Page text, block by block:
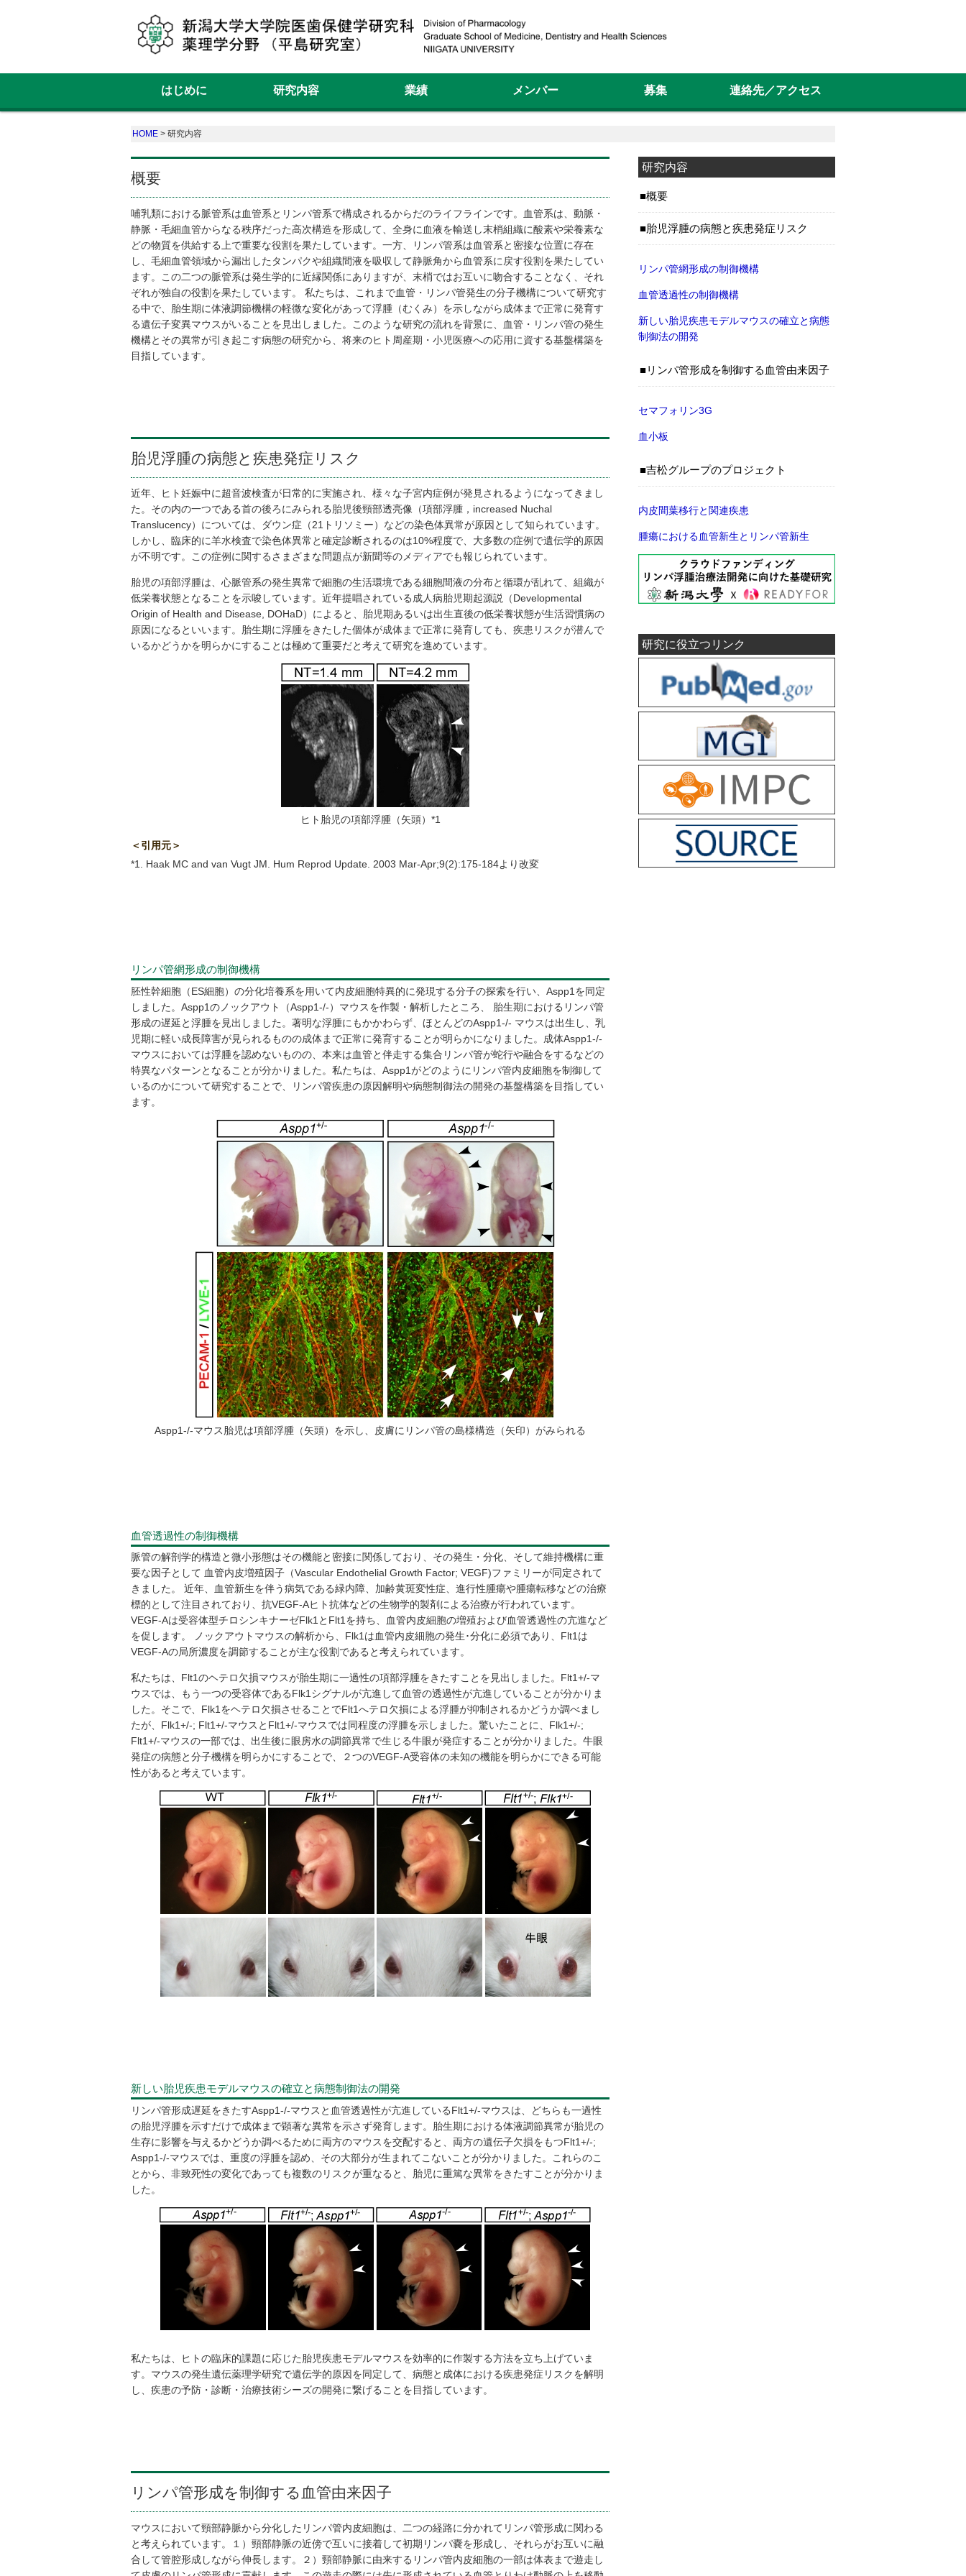
はじめに 研究内容 業績 メンバー 募集 連絡先／アクセス
HOME > 研究内容
概要
哺乳類における脈管系は血管系とリンパ管系で構成されるからだのライフラインです。血管系は、動脈・
静脈・毛細血管からなる秩序だった高次構造を形成して、全身に血液を輸送し末梢組織に酸素や栄養素な
どの物質を供給する上で重要な役割を果たしています。一方、リンパ管系は血管系と密接な位置に存在
し、毛細血管領域から漏出したタンパクや組織間液を吸収して静脈角から血管系に戻す役割を果たしてい
ます。この二つの脈管系は発生学的に近縁関係にありますが、末梢ではお互いに吻合することなく、それ
ぞれが独自の役割を果たしています。 私たちは、これまで血管・リンパ管発生の分子機構について研究す
る中で、胎生期に体液調節機構の軽微な変化があって浮腫（むくみ）を示しながら成体まで正常に発育す
る遺伝子変異マウスがいることを見出しました。このような研究の流れを背景に、血管・リンパ管の発生
機構とその異常が引き起こす病態の研究から、将来のヒト周産期・小児医療への応用に資する基盤構築を
目指しています。
胎児浮腫の病態と疾患発症リスク
近年、ヒト妊娠中に超音波検査が日常的に実施され、様々な子宮内症例が発見されるようになってきまし
た。その内の一つである首の後ろにみられる胎児後頸部透亮像（項部浮腫，increased Nuchal
Translucency）については、ダウン症（21トリソミー）などの染色体異常が原因として知られています。
しかし、臨床的に羊水検査で染色体異常と確定診断されるのは10%程度で、大多数の症例で遺伝学的原因
が不明です。この症例に関するさまざまな問題点が新聞等のメディアでも報じられています。
胎児の項部浮腫は、心脈管系の発生異常で細胞の生活環境である細胞間液の分布と循環が乱れて、組織が
低栄養状態となることを示唆しています。近年提唱されている成人病胎児期起源説（Developmental
Origin of Health and Disease, DOHaD）によると、胎児期あるいは出生直後の低栄養状態が生活習慣病の
原因になるといいます。胎生期に浮腫をきたした個体が成体まで正常に発育しても、疾患リスクが潜んで
いるかどうかを明らかにすることは極めて重要だと考えて研究を進めています。
ヒト胎児の項部浮腫（矢頭）*1
＜引用元＞
*1. Haak MC and van Vugt JM. Hum Reprod Update. 2003 Mar-Apr;9(2):175-184より改変
リンパ管網形成の制御機構
胚性幹細胞（ES細胞）の分化培養系を用いて内皮細胞特異的に発現する分子の探索を行い、Aspp1を同定
しました。Aspp1のノックアウト（Aspp1-/-）マウスを作製・解析したところ、 胎生期におけるリンパ管
形成の遅延と浮腫を見出しました。著明な浮腫にもかかわらず、ほとんどのAspp1-/- マウスは出生し、乳
児期に軽い成長障害が見られるものの成体まで正常に発育することが明らかになりました。成体Aspp1-/-
マウスにおいては浮腫を認めないものの、本来は血管と伴走する集合リンパ管が蛇行や融合をするなどの
特異なパターンとなることが分かりました。私たちは、Aspp1がどのようにリンパ管内皮細胞を制御して
いるのかについて研究することで、リンパ管疾患の原因解明や病態制御法の開発の基盤構築を目指してい
ます。
Aspp1-/-マウス胎児は項部浮腫（矢頭）を示し、皮膚にリンパ管の島様構造（矢印）がみられる
血管透過性の制御機構
脈管の解剖学的構造と微小形態はその機能と密接に関係しており、その発生・分化、そして維持機構に重
要な因子として 血管内皮増殖因子（Vascular Endothelial Growth Factor; VEGF)ファミリーが同定されて
きました。 近年、血管新生を伴う病気である緑内障、加齢黄斑変性症、進行性腫瘍や腫瘍転移などの治療
標的として注目されており、抗VEGF-Aヒト抗体などの生物学的製剤による治療が行われています。
VEGF-Aは受容体型チロシンキナーゼFlk1とFlt1を持ち、血管内皮細胞の増殖および血管透過性の亢進など
を促します。 ノックアウトマウスの解析から、Flk1は血管内皮細胞の発生･分化に必須であり、Flt1は
VEGF-Aの局所濃度を調節することが主な役割であると考えられています。
私たちは、Flt1のヘテロ欠損マウスが胎生期に一過性の項部浮腫をきたすことを見出しました。Flt1+/-マ
ウスでは、もう一つの受容体であるFlk1シグナルが亢進して血管の透過性が亢進していることが分かりま
した。そこで、Flk1をヘテロ欠損させることでFlt1へテロ欠損による浮腫が抑制されるかどうか調べまし
たが、Flk1+/-; Flt1+/-マウスとFlt1+/-マウスでは同程度の浮腫を示しました。驚いたことに、Flk1+/-;
Flt1+/-マウスの一部では、出生後に眼房水の調節異常で生じる牛眼が発症することが分かりました。牛眼
発症の病態と分子機構を明らかにすることで、２つのVEGF-A受容体の未知の機能を明らかにできる可能
性があると考えています。
新しい胎児疾患モデルマウスの確立と病態制御法の開発
リンパ管形成遅延をきたすAspp1-/-マウスと血管透過性が亢進しているFlt1+/-マウスは、どちらも一過性
の胎児浮腫を示すだけで成体まで顕著な異常を示さず発育します。胎生期における体液調節異常が胎児の
生存に影響を与えるかどうか調べるために両方のマウスを交配すると、両方の遺伝子欠損をもつFlt1+/-;
Aspp1-/-マウスでは、重度の浮腫を認め、その大部分が生まれてこないことが分かりました。これらのこ
とから、非致死性の変化であっても複数のリスクが重なると、胎児に重篤な異常をきたすことが分かりま
した。
私たちは、ヒトの臨床的課題に応じた胎児疾患モデルマウスを効率的に作製する方法を立ち上げていま
す。マウスの発生遺伝薬理学研究で遺伝学的原因を同定して、病態と成体における疾患発症リスクを解明
し、疾患の予防・診断・治療技術シーズの開発に繋げることを目指しています。
リンパ管形成を制御する血管由来因子
マウスにおいて頸部静脈から分化したリンパ管内皮細胞は、二つの経路に分かれてリンパ管形成に関わる
と考えられています。１）頸部静脈の近傍で互いに接着して初期リンパ嚢を形成し、それらがお互いに融
合して管腔形成しながら伸長します。２）頸部静脈に由来するリンパ管内皮細胞の一部は体表まで遊走し
研究内容
概要
胎児浮腫の病態と疾患発症リスク
リンパ管網形成の制御機構
血管透過性の制御機構
新しい胎児疾患モデルマウスの確立と病態
制御法の開発
リンパ管形成を制御する血管由来因子
セマフォリン3G
血小板
吉松グループのプロジェクト
内皮間葉移行と関連疾患
腫瘍における血管新生とリンパ管新生
研究に役立つリンク